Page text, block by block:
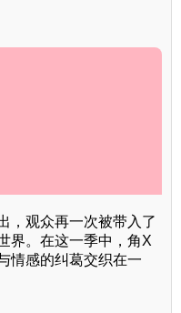
，观众再一次被带入了
界。在这一季中，角X
情感的纠葛交织在一